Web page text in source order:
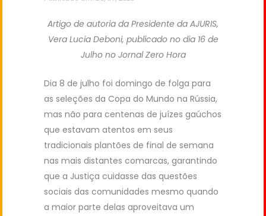
Artigo de autoria da Presidente da AJURIS,
Vera Lucia Deboni, publicado no dia 16 de
Julho no Jornal Zero Hora
Dia 8 de julho foi domingo de folga para
as seleções da Copa do Mundo na Rússia,
mas não para centenas de juízes gaúchos
que estavam atentos em seus
tradicionais plantões de final de semana
nas mais distantes comarcas, garantindo
que a Justiça cuidasse das questões
sociais das comunidades mesmo quando
a maior parte delas aproveitava um